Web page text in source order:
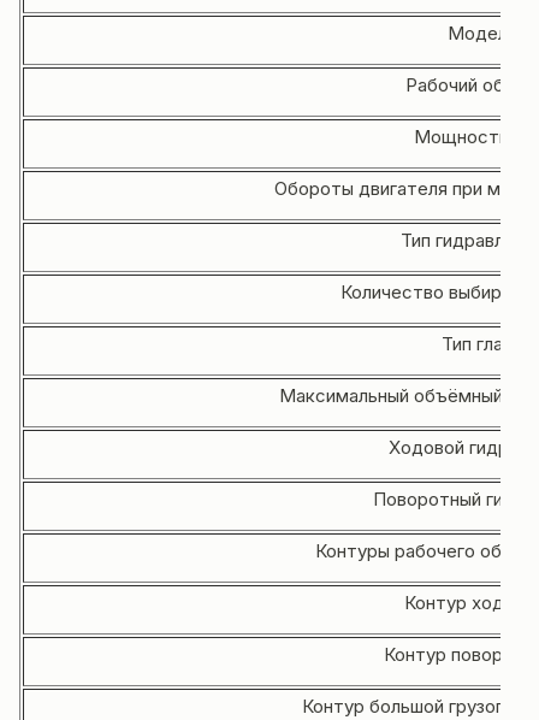
Модель
Рабочий
Мощность
Обороты двигателя при
Тип
Количество
Тип
Максимальный объёмный
Ходовой
Поворотный
Контуры рабочего
Контур хода,
Контур
Контур большой